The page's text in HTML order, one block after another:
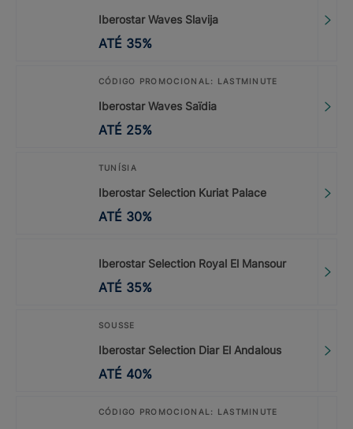
Iberostar Waves Slavija
ATÉ 35%
CÓDIGO PROMOCIONAL: LASTMINUTE
Iberostar Waves Saïdia
ATÉ 25%
TUNÍSIA
Iberostar Selection Kuriat Palace
ATÉ 30%
Iberostar Selection Royal El Mansour
ATÉ 35%
SOUSSE
Iberostar Selection Diar El Andalous
ATÉ 40%
CÓDIGO PROMOCIONAL: LASTMINUTE